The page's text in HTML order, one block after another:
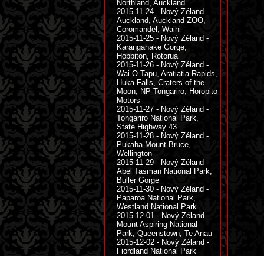
Northland, Auckland
2015-11-24 - Nový Zéland -
Auckland, Auckland ZOO,
Coromandel, Waihi
2015-11-25 - Nový Zéland -
Karangahake Gorge,
Hobbiton, Rotorua
2015-11-26 - Nový Zéland -
Wai-O-Tapu, Aratiatia Rapids,
Huka Falls, Craters of the
Moon, NP Tongariro, Horopito
Motors
2015-11-27 - Nový Zéland -
Tongariro National Park,
State Highway 43
2015-11-28 - Nový Zéland -
Pukaha Mount Bruce,
Wellington
2015-11-29 - Nový Zéland -
Abel Tasman National Park,
Buller Gorge
2015-11-30 - Nový Zéland -
Paparoa National Park,
Westland National Park
2015-12-01 - Nový Zéland -
Mount Aspiring National
Park, Queenstown, Te Anau
2015-12-02 - Nový Zéland -
Fiordland National Park